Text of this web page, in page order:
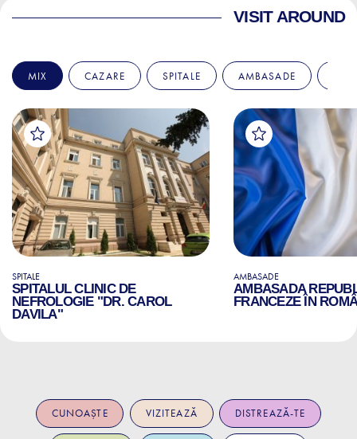
VISIT AROUND
MIX CAZARE SPITALE AMBASADE
SPITALE
SPITALUL CLINIC DE
NEFROLOGIE "DR. CAROL
DAVILA"
AMBASADE
AMBASADA
FRANCEZE ÎN
CUNOAȘTE VIZITEAZĂ DISTREAZĂ-TE